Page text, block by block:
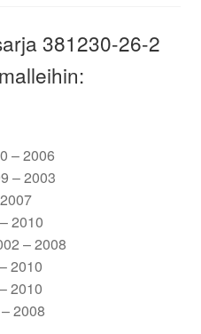
381230-26-2
– 2006
– 2003
2010
– 2008
2010
2010
2008